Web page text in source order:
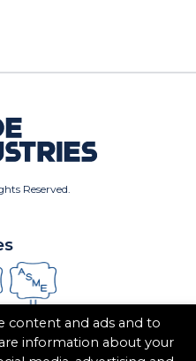
Reserved.
content and ads and to
information about your